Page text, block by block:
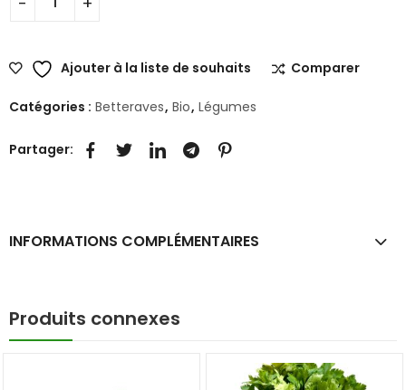
Ajouter à la liste de souhaits Comparer
Catégories : Betteraves, Bio, Légumes
Partager:
INFORMATIONS COMPLÉMENTAIRES
Produits connexes